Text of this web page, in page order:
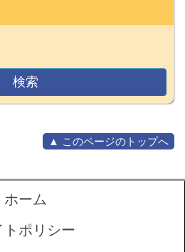
▲ このページのトップへ
ホーム
トポリシー